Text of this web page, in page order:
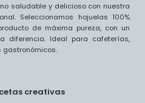
saludable y delicioso con nuestra
Seleccionamos hojuelas 100%
de máxima pureza, con un
diferencia. Ideal para cafeterías,
gastronómicos.
creativas